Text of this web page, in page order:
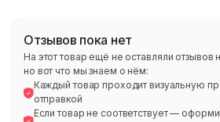
Отзывов пока нет
На этот товар ещё не оставляли
но вот что мы знаем о нём:
Каждый товар проходит визуальную
отправкой
Если товар не соответствует —